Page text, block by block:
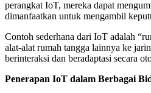
perangkat IoT, mereka dapat
dimanfaatkan untuk mengambil
Contoh sederhana dari IoT adalah
alat-alat rumah tangga lainnya ke
berinteraksi dan beradaptasi secara
Penerapan IoT dalam Berbagai